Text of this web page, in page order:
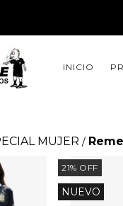
INICIO
MUJER /
21% OFF
NUEVO